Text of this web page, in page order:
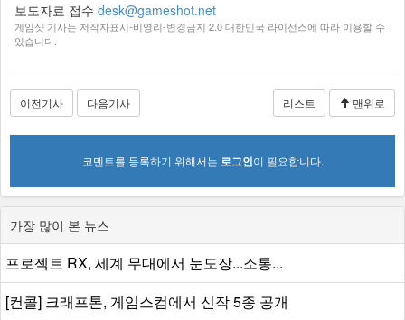
보도자료 접수 desk@gameshot.net
게임샷 기사는 저작자표시-비영리-변경금지 2.0 대한민국 라이선스에 따라 이용할 수
있습니다.
이전기사 다음기사 리스트 맨위로
코멘트를 등록하기 위해서는 로그인이 필요합니다.
가장 많이 본 뉴스
프로젝트 RX, 세계 무대에서 눈도장...소통...
[컨콜] 크래프톤, 게임스컴에서 신작 5종 공개